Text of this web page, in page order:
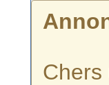
Chers